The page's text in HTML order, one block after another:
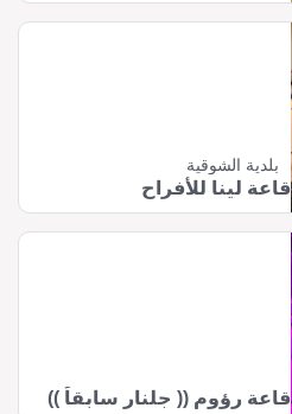
بلدية الشوقية
قاعة لينا للأفراح
قاعة رؤوم (( جلنار سابقاً ))